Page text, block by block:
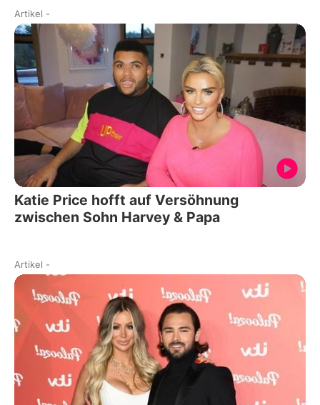
Artikel -
Katie Price hofft auf Versöhnung
zwischen Sohn Harvey & Papa
Artikel -